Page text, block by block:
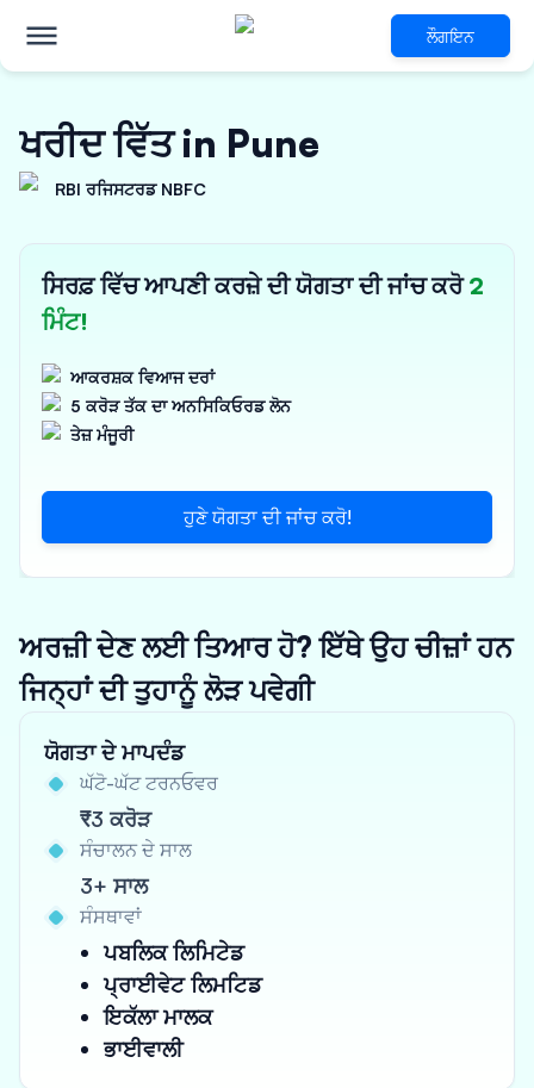
ਲੌਗਇਨ
ਖਰੀਦ ਵਿੱਤ in Pune
RBI ਰਜਿਸਟਰਡ NBFC
ਸਿਰਫ਼ ਵਿੱਚ ਆਪਣੀ ਕਰਜ਼ੇ ਦੀ ਯੋਗਤਾ ਦੀ ਜਾਂਚ ਕਰੋ2
ਮਿੰਟ!
ਆਕਰਸ਼ਕ ਵਿਆਜ ਦਰਾਂ
5 ਕਰੋੜ ਤੱਕ ਦਾ ਅਨਸਿਕਿਓਰਡ ਲੋਨ
ਤੇਜ਼ ਮੰਜੂਰੀ
ਹੁਣੇ ਯੋਗਤਾ ਦੀ ਜਾਂਚ ਕਰੋ!
ਅਰਜ਼ੀ ਦੇਣ ਲਈ ਤਿਆਰ ਹੋ? ਇੱਥੇ ਉਹ ਚੀਜ਼ਾਂ ਹਨ
ਜਿਨ੍ਹਾਂ ਦੀ ਤੁਹਾਨੂੰ ਲੋੜ ਪਵੇਗੀ
ਯੋਗਤਾ ਦੇ ਮਾਪਦੰਡ
ਘੱਟੋ-ਘੱਟ ਟਰਨਓਵਰ
₹3 ਕਰੋੜ
ਸੰਚਾਲਨ ਦੇ ਸਾਲ
3+ ਸਾਲ
ਸੰਸਥਾਵਾਂ
ਪਬਲਿਕ ਲਿਮਿਟੇਡ
ਪ੍ਰਾਈਵੇਟ ਲਿਮਟਿਡ
ਇਕੱਲਾ ਮਾਲਕ
ਭਾਈਵਾਲੀ